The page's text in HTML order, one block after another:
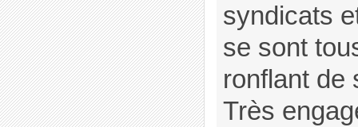
syndicats
se sont
ronflant de
Très